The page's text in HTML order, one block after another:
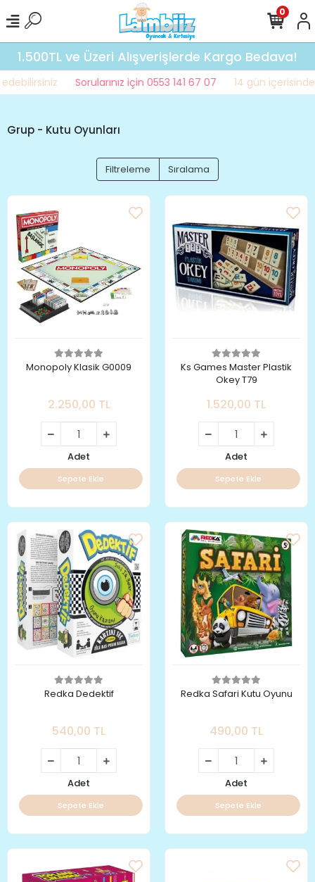
1.500TL ve Üzeri Alışverişlerde Kargo Bedava!
Sorularınız için 0553 141 67 07 14 gün içerisinde
0
Grup - Kutu Oyunları
Filtreleme Sıralama
Monopoly Klasik G0009
2.250,00 TL
Adet
Sepete Ekle
Ks Games Master Plastik
Okey T79
1.520,00 TL
Adet
Sepete Ekle
Redka Dedektif
540,00 TL
Adet
Sepete Ekle
Redka Safari Kutu Oyunu
490,00 TL
Adet
Sepete Ekle